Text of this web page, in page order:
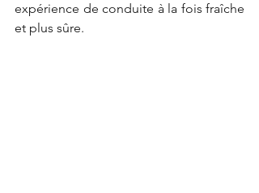
expérience de conduite à la fois fraîche
et plus sûre.